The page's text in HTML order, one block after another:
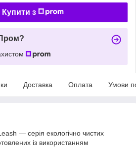
Купити з
Доставка Оплата Умови
— серія екологічно чистих
із використанням